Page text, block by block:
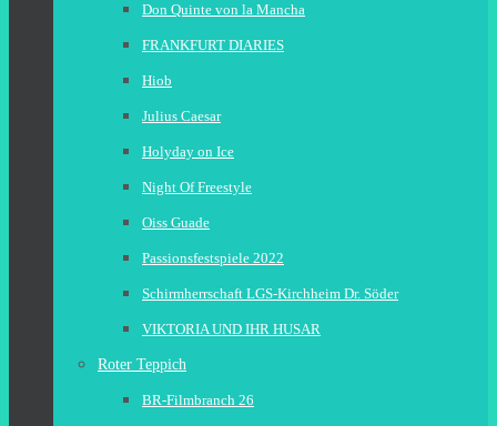
Don Quinte von la Mancha
FRANKFURT DIARIES
Hiob
Julius Caesar
Holyday on Ice
Night Of Freestyle
Oiss Guade
Passionsfestspiele 2022
Schirmherrschaft LGS-Kirchheim Dr. Söder
VIKTORIA UND IHR HUSAR
Roter Teppich
BR-Filmbranch 26